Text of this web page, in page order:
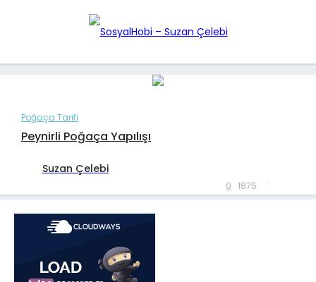
Poğaça Tarifi
Peynirli Poğaça Yapılışı
.
Suzan Çelebi
0 1875